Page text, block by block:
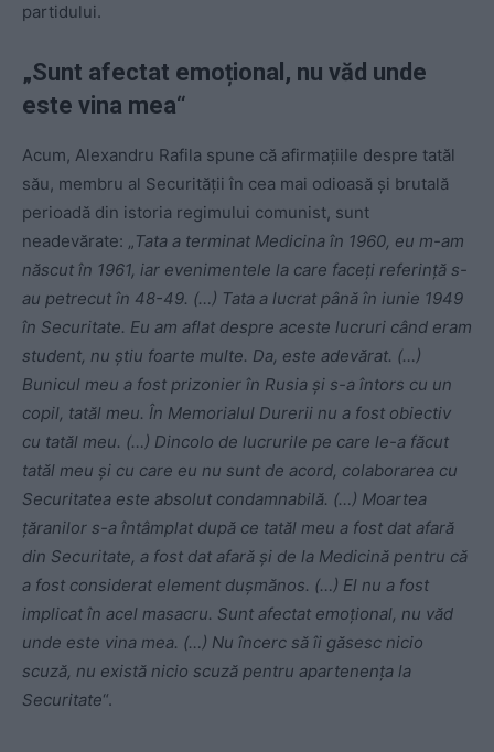
partidului.
„Sunt afectat emoțional, nu văd unde
este vina mea“
Acum, Alexandru Rafila spune că afirmațiile despre tatăl
său, membru al Securității în cea mai odioasă și brutală
perioadă din istoria regimului comunist, sunt
neadevărate: „Tata a terminat Medicina în 1960, eu m-am
născut în 1961, iar evenimentele la care faceți referință s-
au petrecut în 48-49. (…) Tata a lucrat până în iunie 1949
în Securitate. Eu am aflat despre aceste lucruri când eram
student, nu știu foarte multe. Da, este adevărat. (…)
Bunicul meu a fost prizonier în Rusia și s-a întors cu un
copil, tatăl meu. În Memorialul Durerii nu a fost obiectiv
cu tatăl meu. (…) Dincolo de lucrurile pe care le-a făcut
tatăl meu și cu care eu nu sunt de acord, colaborarea cu
Securitatea este absolut condamnabilă. (…) Moartea
țăranilor s-a întâmplat după ce tatăl meu a fost dat afară
din Securitate, a fost dat afară și de la Medicină pentru că
a fost considerat element dușmănos. (…) El nu a fost
implicat în acel masacru. Sunt afectat emoțional, nu văd
unde este vina mea. (…) Nu încerc să îi găsesc nicio
scuză, nu există nicio scuză pentru apartenența la
Securitate“.